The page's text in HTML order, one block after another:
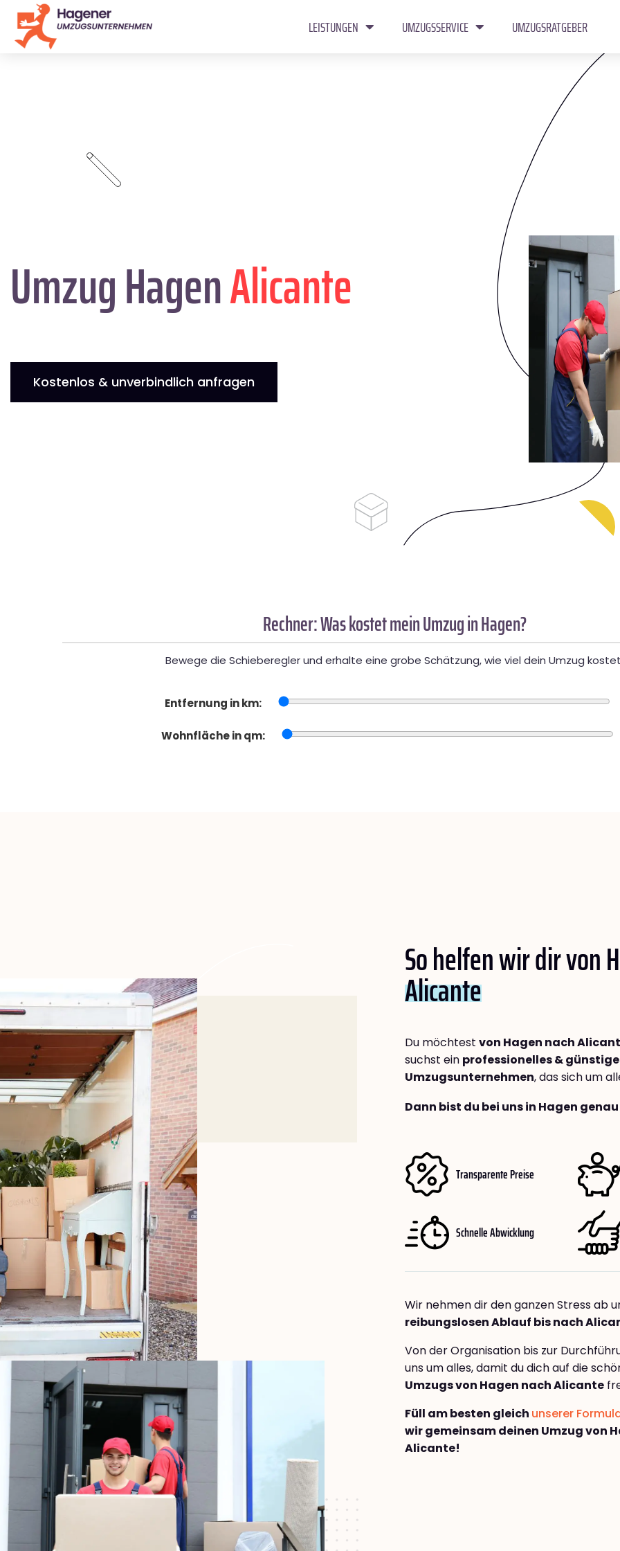
LEISTUNGEN UMZUGSSERVICE UMZUGSRATGEBER
Umzug HagenAlicante
Kostenlos & unverbindlich anfragen
Rechner: Was kostet mein Umzug in Hagen?
Bewege die Schieberegler und erhalte eine grobe Schätzung, wie viel dein Umzug
Entfernung in km:
Wohnfläche in qm:
So helfen wir dir von
Alicante
Du möchtest von Hagen nach
suchst ein professionelles &
Umzugsunternehmen, das sich um
Dann bist du bei uns in Hagen
Transparente Preise
Schnelle Abwicklung
Wir nehmen dir den ganzen Stress ab
reibungslosen Ablauf bis nach
Von der Organisation bis zur
uns um alles, damit du dich auf die
Umzugs von Hagen nach Alicante
Füll am besten gleich unserer
wir gemeinsam deinen Umzug von
Alicante!